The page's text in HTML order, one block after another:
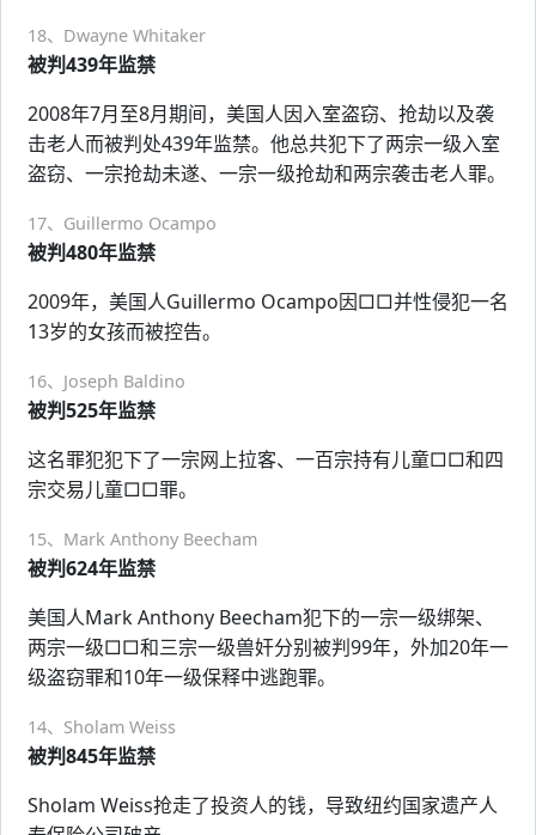
18、Dwayne Whitaker
被判439年监禁
2008年7月至8月期间，美国人因入室盗窃、抢劫以及袭
击老人而被判处439年监禁。他总共犯下了两宗一级入室
盗窃、一宗抢劫未遂、一宗一级抢劫和两宗袭击老人罪。
17、Guillermo Ocampo
被判480年监禁
2009年，美国人Guillermo Ocampo因□□并性侵犯一名
13岁的女孩而被控告。
16、Joseph Baldino
被判525年监禁
这名罪犯犯下了一宗网上拉客、一百宗持有儿童□□和四
宗交易儿童□□罪。
15、Mark Anthony Beecham
被判624年监禁
美国人Mark Anthony Beecham犯下的一宗一级绑架、
两宗一级□□和三宗一级兽奸分别被判99年，外加20年一
级盗窃罪和10年一级保释中逃跑罪。
14、Sholam Weiss
被判845年监禁
Sholam Weiss抢走了投资人的钱，导致纽约国家遗产人